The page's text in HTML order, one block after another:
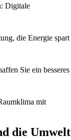
Digitale
die Energie spart
Sie ein besseres
mit
die Umwelt